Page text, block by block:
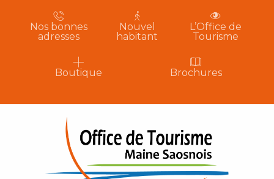
Nos bonnes
adresses
Nouvel
habitant
L’Office de
Tourisme
Boutique Brochures